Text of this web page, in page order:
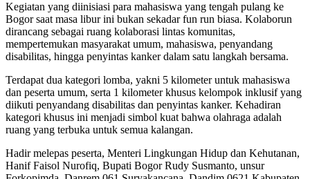
Kegiatan yang diinisiasi para mahasiswa yang tengah pulang ke
Bogor saat masa libur ini bukan sekadar fun run biasa. Kolaborun
dirancang sebagai ruang kolaborasi lintas komunitas,
mempertemukan masyarakat umum, mahasiswa, penyandang
disabilitas, hingga penyintas kanker dalam satu langkah bersama.
Terdapat dua kategori lomba, yakni 5 kilometer untuk mahasiswa
dan peserta umum, serta 1 kilometer khusus kelompok inklusif yang
diikuti penyandang disabilitas dan penyintas kanker. Kehadiran
kategori khusus ini menjadi simbol kuat bahwa olahraga adalah
ruang yang terbuka untuk semua kalangan.
Hadir melepas peserta, Menteri Lingkungan Hidup dan Kehutanan,
Hanif Faisol Nurofiq, Bupati Bogor Rudy Susmanto, unsur